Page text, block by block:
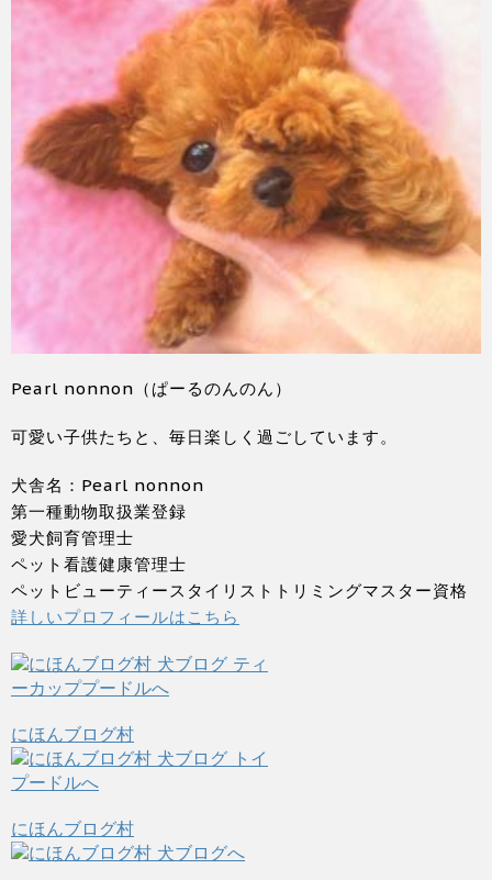
Pearl nonnon（ぱーるのんのん）
可愛い子供たちと、毎日楽しく過ごしています。
犬舎名：Pearl nonnon
第一種動物取扱業登録
愛犬飼育管理士
ペット看護健康管理士
ペットビューティースタイリストトリミングマスター資格
詳しいプロフィールはこちら
にほんブログ村
にほんブログ村